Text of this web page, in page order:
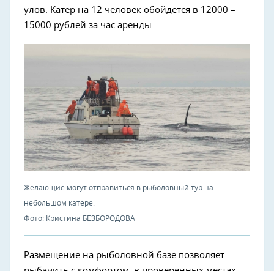
улов. Катер на 12 человек обойдется в 12000 –
15000 рублей за час аренды.
Желающие могут отправиться в рыболовный тур на
небольшом катере.
Фото: Кристина БЕЗБОРОДОВА
Размещение на рыболовной базе позволяет